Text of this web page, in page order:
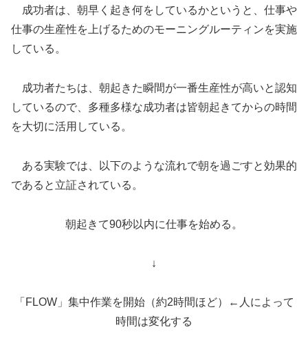
成功者は、朝早く起き何をしているかというと、仕事や
仕事の生産性を上げるためのモーニングルーティンを実施
している。
成功者たちは、朝起きた瞬間が一番生産性が高いと認知
しているので、多種多様な成功者は皆朝起きてからの時間
を大切に活用している。
ある実験では、以下のような流れで朝を過ごすと効果的
であると立証されている。
朝起きて90秒以内に仕事を始める。
↓
「FLOW」集中作業を開始（約2時間ほど）←人によって
時間は変化する